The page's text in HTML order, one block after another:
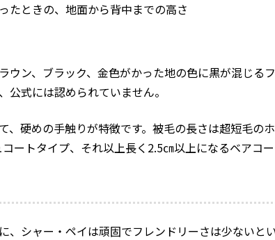
ときの、地面から背中までの高さ
ウン、ブラック、金色がかった地の色に黒が混じる
公式には認められていません。
、硬めの手触りが特徴です。被毛の長さは超短毛の
ートタイプ、それ以上長く2.5㎝以上になるベアコー
、シャー・ペイは頑固でフレンドリーさは少ないと